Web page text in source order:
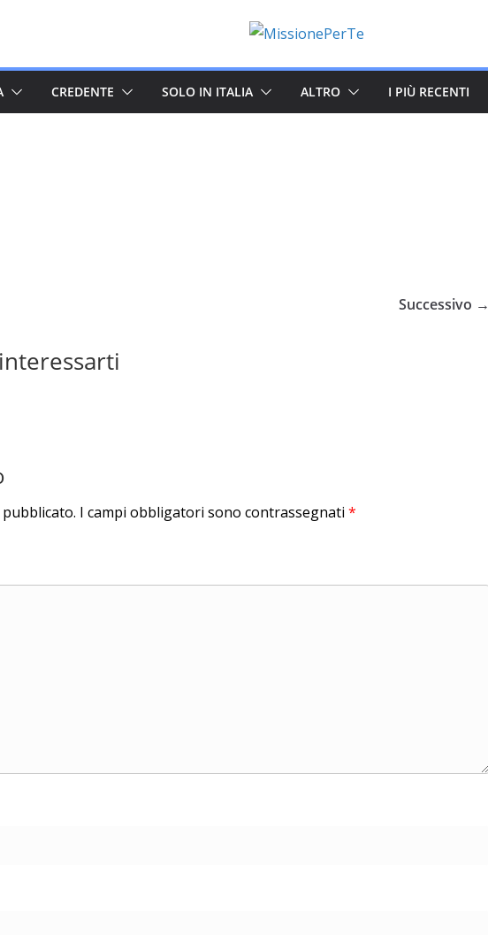
CREDENTE SOLO IN ITALIA ALTRO I PIÙ RECENTI
Successivo →
I campi obbligatori sono contrassegnati *